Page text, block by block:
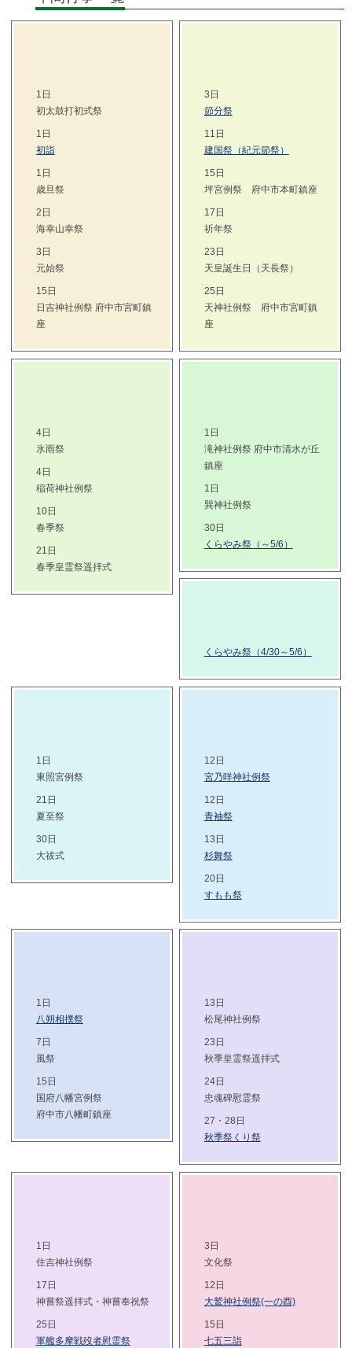
1日
初太鼓打初式祭
1日
初詣
1日
歳旦祭
2日
海幸山幸祭
3日
元始祭
15日
日吉神社例祭 府中市宮町鎮
座
3日
節分祭
11日
建国祭（紀元節祭）
15日
坪宮例祭 府中市本町鎮座
17日
祈年祭
23日
天皇誕生日（天長祭）
25日
天神社例祭 府中市宮町鎮
座
4日
氷雨祭
4日
稲荷神社例祭
10日
春季祭
21日
春季皇霊祭遥拝式
1日
滝神社例祭 府中市清水が丘
鎮座
1日
巽神社例祭
30日
くらやみ祭（～5/6）
くらやみ祭（4/30～5/6）
1日
東照宮例祭
21日
夏至祭
30日
大祓式
12日
宮乃咩神社例祭
12日
青袖祭
13日
杉舞祭
20日
すもも祭
1日
八朔相撲祭
7日
風祭
15日
国府八幡宮例祭
府中市八幡町鎮座
13日
松尾神社例祭
23日
秋季皇霊祭遥拝式
24日
忠魂碑慰霊祭
27・28日
秋季祭くり祭
1日
住吉神社例祭
17日
神嘗祭遥拝式・神嘗奉祝祭
25日
軍艦多摩戦歿者慰霊祭
3日
文化祭
12日
大鷲神社例祭(一の酉)
15日
七五三詣